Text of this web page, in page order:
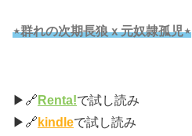
⋆群れの次期長狼ｘ元奴隷孤児⋆
▶🔗 Renta!で試し読み
▶🔗 kindleで試し読み